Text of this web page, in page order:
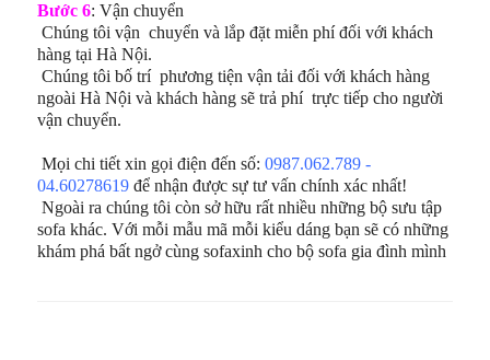
Bước 6: Vận chuyển
Chúng tôi vận chuyển và lắp đặt miễn phí đối với khách
hàng tại Hà Nội.
Chúng tôi bố trí phương tiện vận tải đối với khách hàng
ngoài Hà Nội và khách hàng sẽ trả phí trực tiếp cho người
vận chuyển.
Mọi chi tiết xin gọi điện đến số: 0987.062.789 -
04.60278619 để nhận được sự tư vấn chính xác nhất!
Ngoài ra chúng tôi còn sở hữu rất nhiều những bộ sưu tập
sofa khác. Với mỗi mẫu mã mỗi kiểu dáng bạn sẽ có những
khám phá bất ngở cùng sofaxinh cho bộ sofa gia đình mình